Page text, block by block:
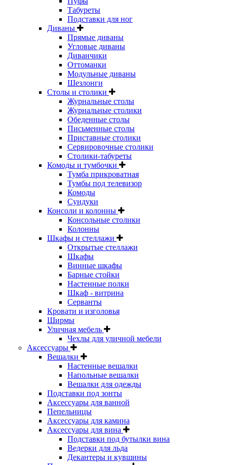
Табуреты
Подставки для ног
Диваны
Прямые диваны
Угловые диваны
Диванчики
Оттоманки
Модульные диваны
Шезлонги
Столы и столики
Журнальные столы
Журнальные столики
Обеденные столы
Письменные столы
Приставные столики
Сервировочные столики
Столики-табуреты
Комоды и тумбочки
Тумба прикроватная
Тумбы под телевизор
Комоды
Сундуки
Консоли и колонны
Консольные столики
Колонны
Шкафы и стеллажи
Открытые стеллажи
Шкафы
Винные шкафы
Барные стойки
Настенные полки
Шкаф - витрина
Серванты
Кровати и изголовья
Ширмы
Уличная мебель
Чехлы для уличной мебели
Аксессуары
Вешалки
Настенные вешалки
Напольные вешалки
Вешалки для одежды
Подставки под зонты
Аксессуары для ванной
Пепельницы
Аксессуары для камина
Аксессуары для вина
Подставки под бутылки вина
Ведерки для льда
Декантеры и кувшины